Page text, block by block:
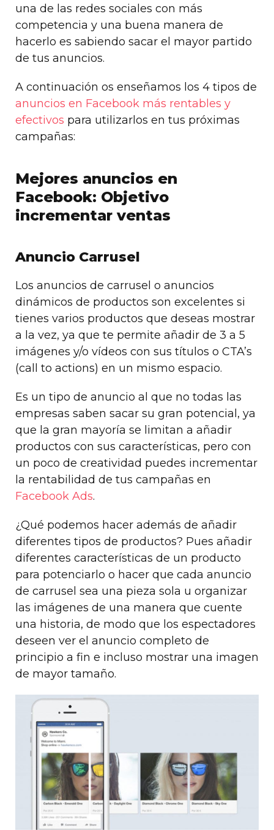
una de las redes sociales con más
competencia y una buena manera de
hacerlo es sabiendo sacar el mayor partido
de tus anuncios.
A continuación os enseñamos los 4 tipos de
anuncios en Facebook más rentables y
efectivos para utilizarlos en tus próximas
campañas:
Mejores anuncios en
Facebook: Objetivo
incrementar ventas
Anuncio Carrusel
Los anuncios de carrusel o anuncios
dinámicos de productos son excelentes si
tienes varios productos que deseas mostrar
a la vez, ya que te permite añadir de 3 a 5
imágenes y/o vídeos con sus títulos o CTA’s
(call to actions) en un mismo espacio.
Es un tipo de anuncio al que no todas las
empresas saben sacar su gran potencial, ya
que la gran mayoría se limitan a añadir
productos con sus características, pero con
un poco de creatividad puedes incrementar
la rentabilidad de tus campañas en
Facebook Ads.
¿Qué podemos hacer además de añadir
diferentes tipos de productos? Pues añadir
diferentes características de un producto
para potenciarlo o hacer que cada anuncio
de carrusel sea una pieza sola u organizar
las imágenes de una manera que cuente
una historia, de modo que los espectadores
deseen ver el anuncio completo de
principio a fin e incluso mostrar una imagen
de mayor tamaño.